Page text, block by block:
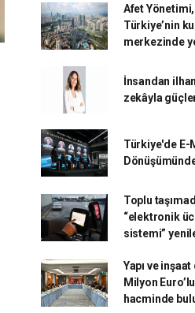
Afet
Türkiye’nin
merkezinde
İnsandan
zekâyla
Türkiye'de E-
Toplu
“elektronik
sistemi”
Yapı ve
Milyon
hacminde